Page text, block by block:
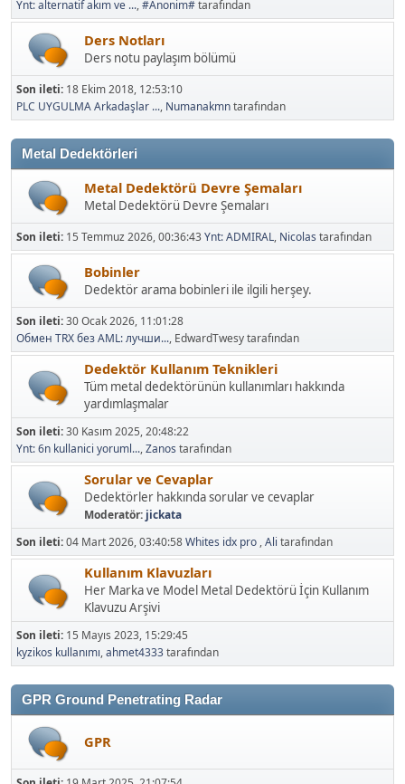
Ynt: alternatif akım ve ...,#Anonim#tarafından
Ders Notları
Ders notu paylaşım bölümü
Son ileti: 18 Ekim 2018, 12:53:10
PLC UYGULMA Arkadaşlar ..., Numanakmntarafından
Metal Dedektörleri
Metal Dedektörü Devre Şemaları
Metal Dedektörü Devre Şemaları
Son ileti: 15 Temmuz 2026, 00:36:43Ynt: ADMIRAL, Nicolas tarafından
Bobinler
Dedektör arama bobinleri ile ilgili herşey.
Son ileti:30 Ocak 2026, 11:01:28
Обмен TRX без AML: лучши..., EdwardTwesy tarafından
Dedektör Kullanım Teknikleri
Tüm metal dedektörünün kullanımları hakkında
yardımlaşmalar
Son ileti:30 Kasım 2025, 20:48:22
Ynt: 6n kullanici yoruml...,Zanos tarafından
Sorular ve Cevaplar
Dedektörler hakkında sorular ve cevaplar
Moderatör: jickata
Son ileti:04 Mart 2026, 03:40:58Whites idx pro ,Ali tarafından
Kullanım Klavuzları
Her Marka ve Model Metal Dedektörü İçin Kullanım
Klavuzu Arşivi
Son ileti: 15 Mayıs 2023, 15:29:45
kyzikos kullanımı,ahmet4333tarafından
GPR Ground Penetrating Radar
GPR